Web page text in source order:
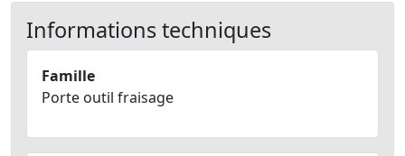
Informations techniques
Famille
Porte outil fraisage